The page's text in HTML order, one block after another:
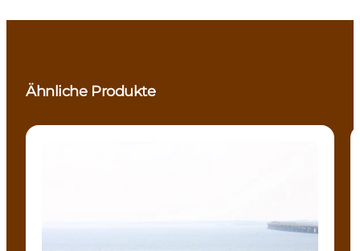
Ähnliche Produkte